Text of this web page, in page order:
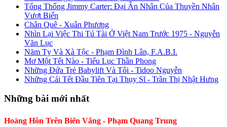
Tổng Thống Jimmy Carter: Đại Ân Nhân Của Thuyền Nhân
Vượt Biển
Chân Quê - Xuân Phương
Nhìn Lại Việc Thi Tú Tài Ở Việt Nam Trước 1975 - Nguyễn
Văn Lục
Năm Tỵ Và Xà Tộc - Phạm Đình Lân, F.A.B.I.
Mơ Một Tết Nào - Tiểu Lục Thần Phong
Những Đứa Trẻ Babylift Và Tôi - Tidoo Nguyễn
Những Cái Tết Đầu Tiên Tại Thụy Sĩ - Trần Thị Nhật Hưng
Những bài mới nhất
Hoàng Hôn Trên Biển Vắng - Phạm Quang Trung